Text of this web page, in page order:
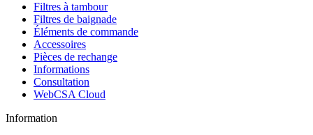
Filtres à tambour
Filtres de baignade
Éléments de commande
Accessoires
Pièces de rechange
Informations
Consultation
WebCSA Cloud
Information